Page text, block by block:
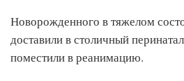
Новорожденного в тяжелом
доставили в столичный
поместили в реанимацию.